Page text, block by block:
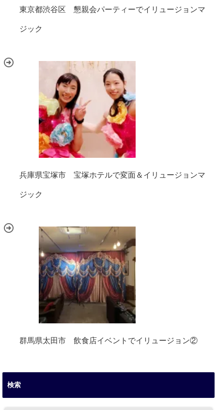
東京都渋谷区 懇親会パーティーでイリュージョンマ
ジック
兵庫県宝塚市 宝塚ホテルで変面＆イリュージョンマ
ジック
群馬県太田市 飲食店イベントでイリュージョン②
検索